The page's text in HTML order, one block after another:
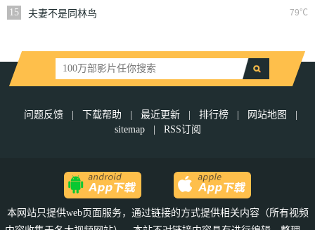
季
15 79℃
夫妻不是同林鸟
问题反馈 | 下载帮助 | 最近更新 | 排行榜 | 网站地图
|
sitemap
| RSS订阅
本网站只提供web页面服务，通过链接的方式提供相关内容（所有视频